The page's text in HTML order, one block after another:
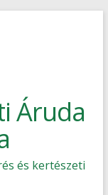
Áruda
és kertészeti